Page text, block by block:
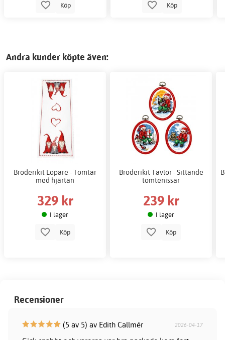
Köp Köp
Andra kunder köpte även:
Broderikit Löpare - Tomtar
med hjärtan
329 kr
I lager
Köp
Broderikit Tavlor - Sittande
tomtenissar
239 kr
I lager
Köp
Recensioner
(5 av 5) av Edith Callmér 2026-04-17